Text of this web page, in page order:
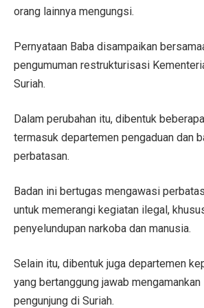
orang lainnya mengungsi.
Pernyataan Baba disampaikan
pengumuman restrukturisasi
Suriah.
Dalam perubahan itu, dibentuk
termasuk departemen pengaduan dan
perbatasan.
Badan ini bertugas mengawasi
untuk memerangi kegiatan ilegal,
penyelundupan narkoba dan manusia.
Selain itu, dibentuk juga departemen
yang bertanggung jawab
pengunjung di Suriah.